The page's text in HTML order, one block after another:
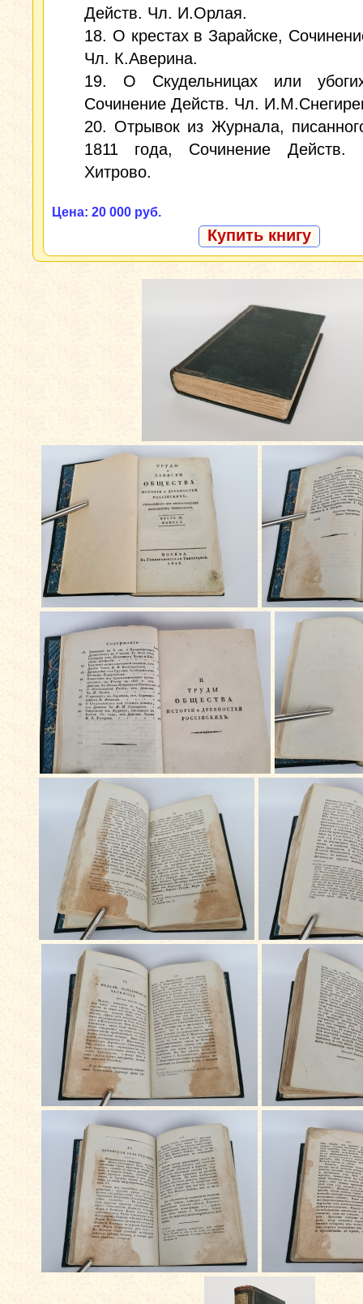
Действ. Чл. И.Орлая.
18. О крестах в Зарайске,
Чл. К.Аверина.
19. О Скудельницах или
Сочинение Действ. Чл.
20. Отрывок из Журнала,
1811 года, Сочинение
Хитрово.
Цена: 20 000 руб.
Купить книгу